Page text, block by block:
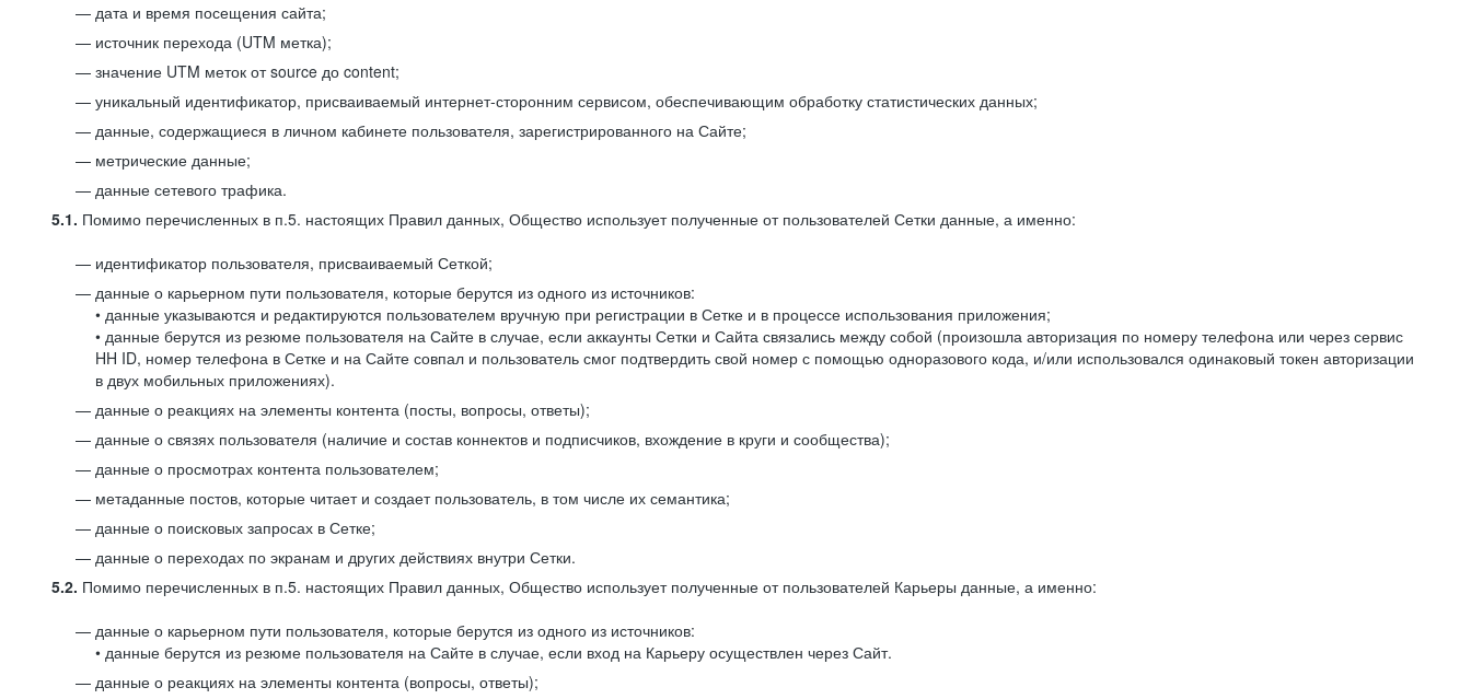
дата и время посещения сайта;
источник перехода (UTM метка);
значение UTM меток от source до content;
уникальный идентификатор, присваиваемый интернет-сторонним сервисом, обеспечивающим обработку статистических данных;
данные, содержащиеся в личном кабинете пользователя, зарегистрированного на Сайте;
метрические данные;
данные сетевого трафика.
5.1. Помимо перечисленных в п.5. настоящих Правил данных, Общество использует полученные от пользователей Сетки данные, а именно:
идентификатор пользователя, присваиваемый Сеткой;
данные о карьерном пути пользователя, которые берутся из одного из источников:
• данные указываются и редактируются пользователем вручную при регистрации в Сетке и в процессе использования приложения;
• данные берутся из резюме пользователя на Сайте в случае, если аккаунты Сетки и Сайта связались между собой (произошла авторизация по номеру телефона или через сервис
HH ID, номер телефона в Сетке и на Сайте совпал и пользователь смог подтвердить свой номер с помощью одноразового кода, и/или использовался одинаковый токен авторизации
в двух мобильных приложениях).
данные о реакциях на элементы контента (посты, вопросы, ответы);
данные о связях пользователя (наличие и состав коннектов и подписчиков, вхождение в круги и сообщества);
данные о просмотрах контента пользователем;
метаданные постов, которые читает и создает пользователь, в том числе их семантика;
данные о поисковых запросах в Сетке;
данные о переходах по экранам и других действиях внутри Сетки.
5.2. Помимо перечисленных в п.5. настоящих Правил данных, Общество использует полученные от пользователей Карьеры данные, а именно:
данные о карьерном пути пользователя, которые берутся из одного из источников:
• данные берутся из резюме пользователя на Сайте в случае, если вход на Карьеру осуществлен через Сайт.
данные о реакциях на элементы контента (вопросы, ответы);